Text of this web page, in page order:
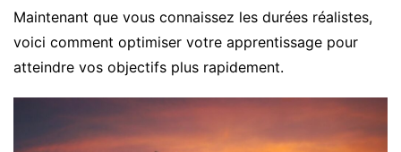
Maintenant que vous connaissez les durées réalistes,
voici comment optimiser votre apprentissage pour
atteindre vos objectifs plus rapidement.